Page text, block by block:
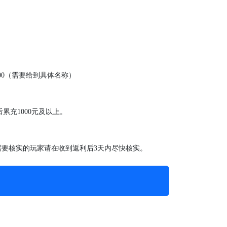
需要给到具体名称）
累充1000元及以上。
核实的玩家请在收到返利后3天内尽快核实。